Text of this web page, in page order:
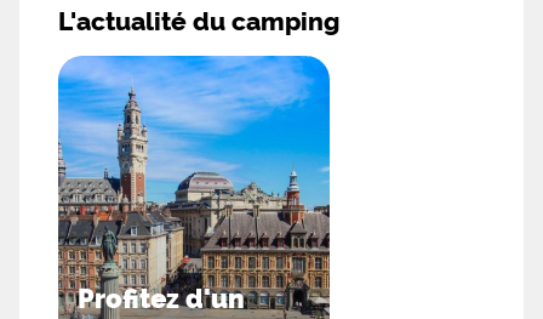
L'actualité du camping
Profitez d'un